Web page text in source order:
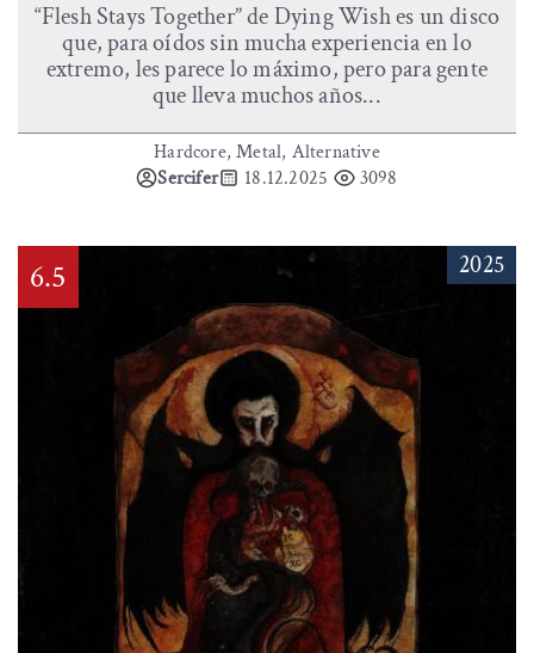
“Flesh Stays Together” de Dying Wish es un disco
que, para oídos sin mucha experiencia en lo
extremo, les parece lo máximo, pero para gente
que lleva muchos años...
Hardcore, Metal, Alternative
Sercifer
18.12.2025 3098
6.5 2025